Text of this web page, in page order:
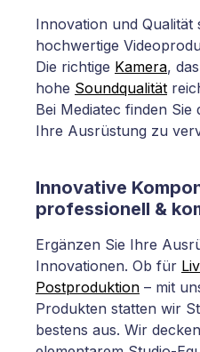
Innovation und Qualität
hochwertige
Die richtige Kamera,
hohe Soundqualität
Bei Mediatec finden
Ihre Ausrüstung zu
Innovative
professionell &
Ergänzen Sie Ihre
Innovationen. Ob für
Postproduktion – mit
Produkten statten wir
bestens aus. Wir